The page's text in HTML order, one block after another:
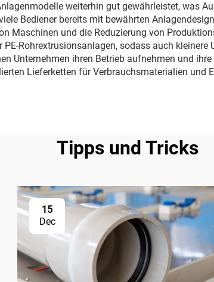
weiterhin gut gewährleistet, was
Bediener bereits mit bewährten
Maschinen und die Reduzierung von
Rohrextrusionsanlagen, sodass auch
Unternehmen ihren Betrieb aufnehmen und
Lieferketten für Verbrauchsmaterialien und
Tipps und Tricks
15
Dec